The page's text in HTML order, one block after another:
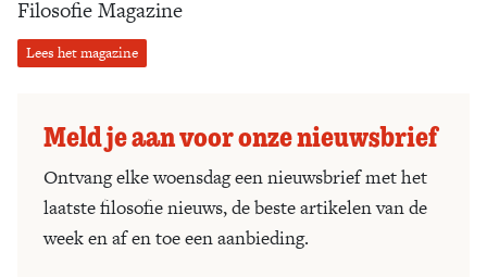
Filosofie Magazine
Lees het magazine
Meld je aan voor onze nieuwsbrief
Ontvang elke woensdag een nieuwsbrief met het
laatste filosofie nieuws, de beste artikelen van de
week en af en toe een aanbieding.